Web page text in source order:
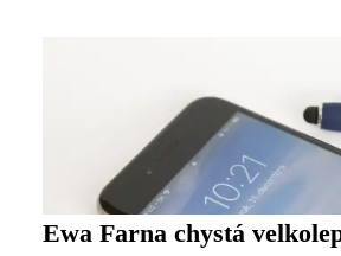
Ewa Farna chystá